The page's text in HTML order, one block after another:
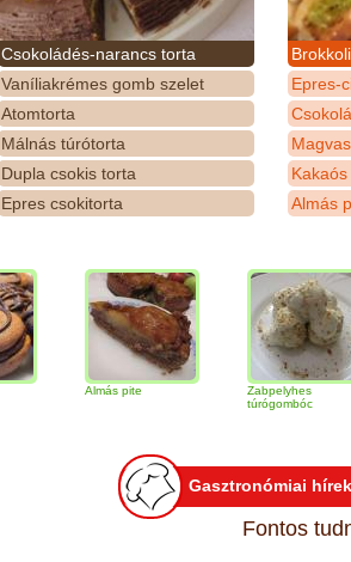
Csokoládés-narancs torta
Vaníliakrémes gomb szelet
Atomtorta
Málnás túrótorta
Dupla csokis torta
Epres csokitorta
Epres-
Almás
Almás pite
Zabpelyhes
túrógombóc
Gasztronómiai hírek
Fontos